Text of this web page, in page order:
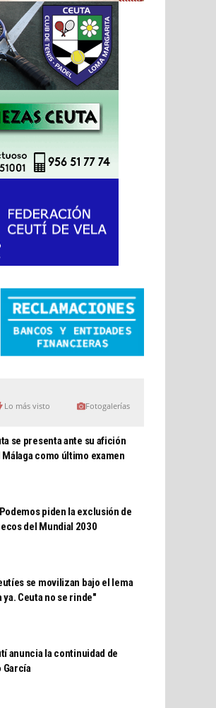
Lo más visto Fotogalerías
se presenta ante su afición
Málaga como último examen
piden la exclusión de
del Mundial 2030
se movilizan bajo el lema
ya. Ceuta no se rinde"
anuncia la continuidad de
García